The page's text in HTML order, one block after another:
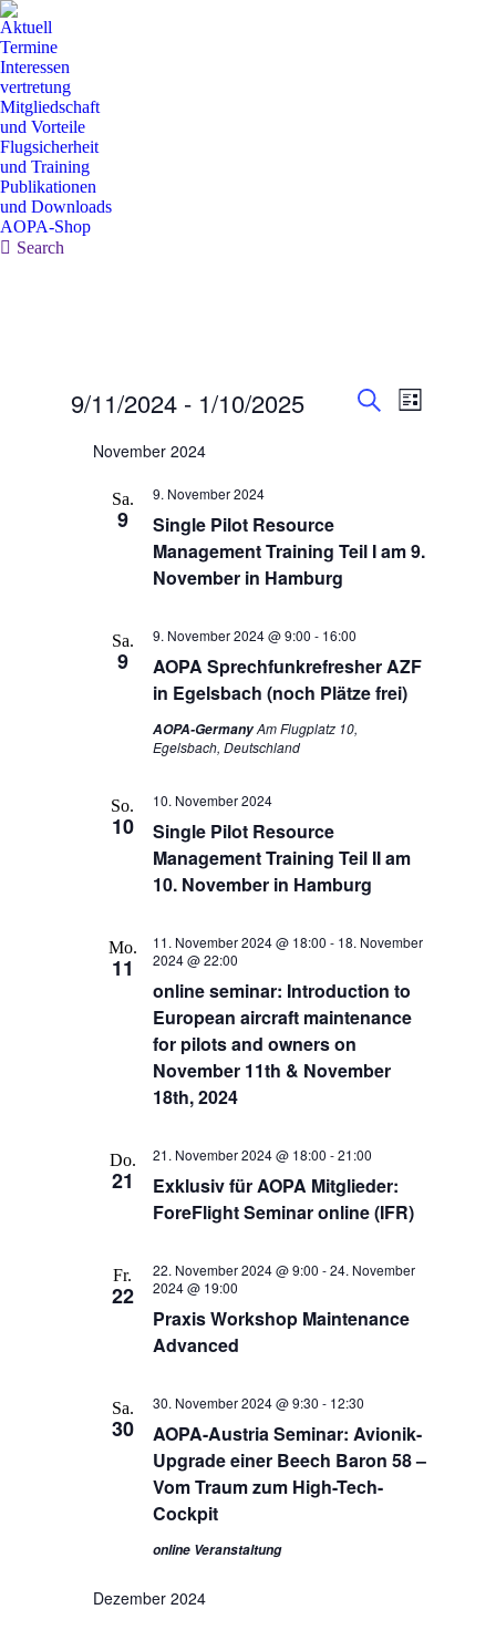
Aktuell
Termine
Interessen
vertretung
Mitgliedschaft
und Vorteile
Flugsicherheit
und Training
Publikationen
und Downloads
AOPA-Shop
Search:
Search
Veranstaltungen Liste
9/11/2024 - 1/10/2025
wählen.
November 2024
Sa.
9
Single Pilot Resource
Management Training Teil I am 9.
November in Hamburg
9. November 2024
Sa.
9
AOPA Sprechfunkrefresher AZF
in Egelsbach (noch Plätze frei)
9. November 2024 @ 9:00 - 16:00
AOPA-GermanyAm Flugplatz 10,
Egelsbach, Deutschland
So.
10
Single Pilot Resource
Management Training Teil II am
10. November in Hamburg
10. November 2024
Mo.
11
online seminar: Introduction to
European aircraft maintenance
for pilots and owners on
November 11th & November
18th, 2024
11. November 2024 @ 18:00 - 18. November
2024 @ 22:00
Do.
21
Exklusiv für AOPA Mitglieder:
ForeFlight Seminar online (IFR)
21. November 2024 @ 18:00 -21:00
Fr.
22
Praxis Workshop Maintenance
Advanced
22. November 2024 @ 9:00 -24. November
2024 @ 19:00
Sa.
30
AOPA-Austria Seminar: Avionik-
Upgrade einer Beech Baron 58 –
Vom Traum zum High-Tech-
Cockpit
30. November 2024 @ 9:30 - 12:30
online Veranstaltung
Dezember 2024